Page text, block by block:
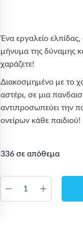
Ένα εργαλείο
μήνυμα της δύναμης
χαράζετε!
Διακοσμημένο με το
αστέρι, σε μια
αντιπροσωπεύει την
ονείρων κάθε παιδιού!
336 σε απόθεμα